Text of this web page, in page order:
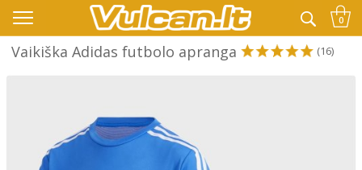
👉 -10% KODAS VISKAM PAPILDOMAI: VASARA 0
Vaikiška Adidas futbolo apranga (16)